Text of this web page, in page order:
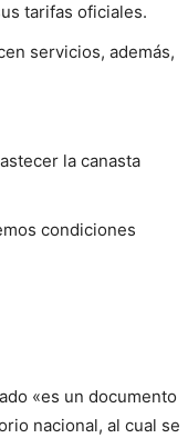
tarifas oficiales.
servicios, además,
la canasta
condiciones
«es un documento
nacional, al cual se